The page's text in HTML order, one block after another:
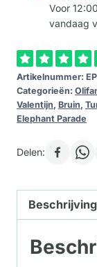
Voor
vandaag
Artikelnummer:
Categorieën:
Valentijn, Bruin,
Elephant Parade
Delen:
Beschrijving